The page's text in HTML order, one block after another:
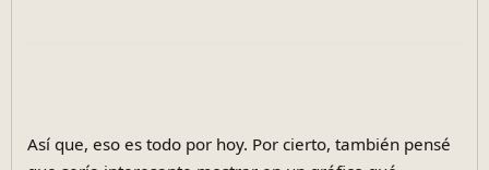
Así que, eso es todo por hoy. Por cierto, también pensé